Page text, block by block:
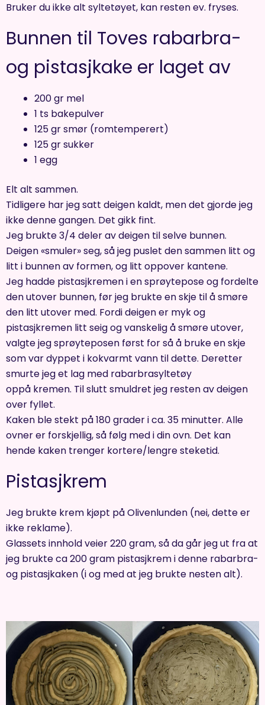
Bruker du ikke alt syltetøyet, kan resten ev. fryses.
Bunnen til Toves rabarbra-
og pistasjkake er laget av
200 gr mel
1 ts bakepulver
125 gr smør (romtemperert)
125 gr sukker
1 egg
Elt alt sammen.
Tidligere har jeg satt deigen kaldt, men det gjorde jeg
ikke denne gangen. Det gikk fint.
Jeg brukte 3/4 deler av deigen til selve bunnen.
Deigen «smuler» seg, så jeg puslet den sammen litt og
litt i bunnen av formen, og litt oppover kantene.
Jeg hadde pistasjkremen i en sprøytepose og fordelte
den utover bunnen, før jeg brukte en skje til å smøre
den litt utover med. Fordi deigen er myk og
pistasjkremen litt seig og vanskelig å smøre utover,
valgte jeg sprøyteposen først for så å bruke en skje
som var dyppet i kokvarmt vann til dette. Deretter
smurte jeg et lag med rabarbrasyltetøy
oppå kremen. Til slutt smuldret jeg resten av deigen
over fyllet.
Kaken ble stekt på 180 grader i ca. 35 minutter. Alle
ovner er forskjellig, så følg med i din ovn. Det kan
hende kaken trenger kortere/lengre steketid.
Pistasjkrem
Jeg brukte krem kjøpt på Olivenlunden (nei, dette er
ikke reklame).
Glassets innhold veier 220 gram, så da går jeg ut fra at
jeg brukte ca 200 gram pistasjkrem i denne rabarbra-
og pistasjkaken (i og med at jeg brukte nesten alt).